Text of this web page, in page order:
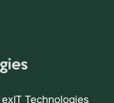
Technologies